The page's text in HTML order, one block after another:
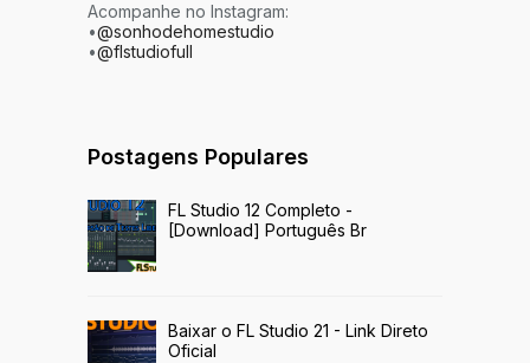
Acompanhe no Instagram:
•@sonhodehomestudio
•@flstudiofull
Postagens Populares
FL Studio 12 Completo -
[Download] Português Br
Baixar o FL Studio 21 - Link Direto
Oficial